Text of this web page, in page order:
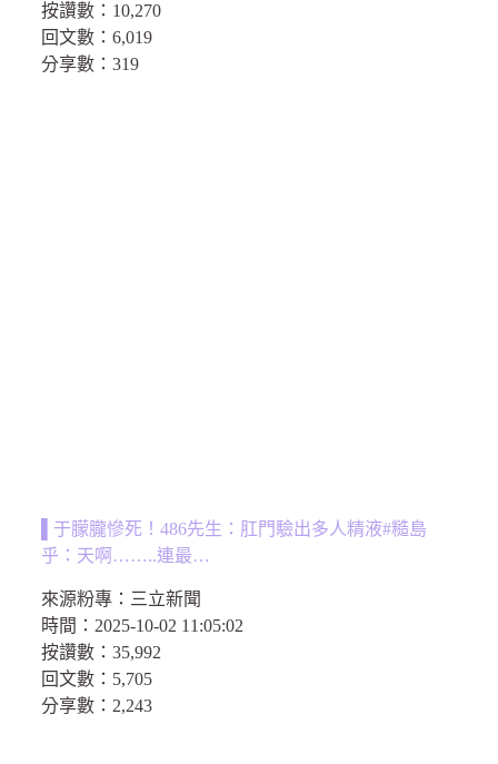
按讚數： 10,270
回文數： 6,019
分享數： 319
▌于朦朧慘死！486先生：肛門驗出多人精液#糙島
乎：天啊……..連最…
來源粉專： 三立新聞
時間： 2025-10-02 11:05:02
按讚數： 35,992
回文數： 5,705
分享數： 2,243